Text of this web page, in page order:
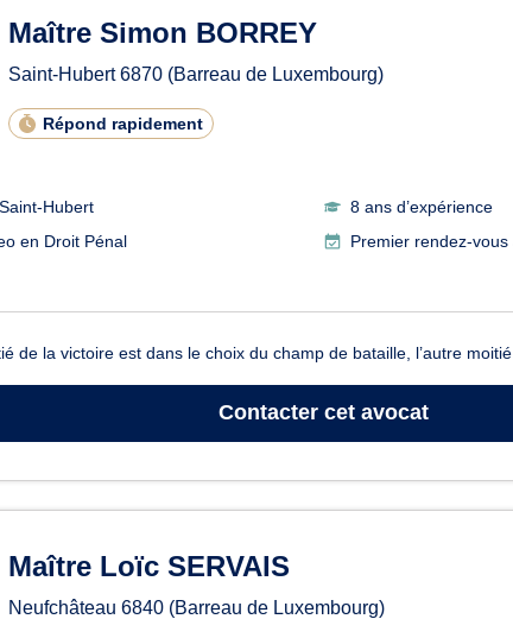
Maître Simon BORREY
Saint-Hubert6870 (Barreau de Luxembourg)
Répond rapidement
Hubert
8 ans d’expérience
en Droit Pénal
Premier rendez-
de la victoire est dans le choix du champ de bataille, l’autre
Contacter cet avocat
Maître Loïc SERVAIS
Neufchâteau 6840 (Barreau de Luxembourg)